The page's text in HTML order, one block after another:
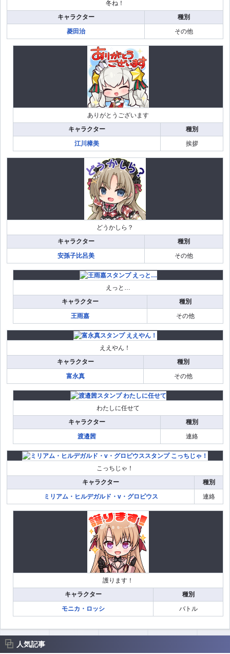
冬ね！
キャラクター
種別
菱田治
その他
ありがとうございます
キャラクター
種別
江川樟美
挨拶
どうかしら？
キャラクター
種別
安孫子比呂美
その他
えっと…
キャラクター
種別
王雨嘉
その他
ええやん！
キャラクター
種別
富永真
その他
わたしに任せて
キャラクター
種別
渡邉茜
連絡
こっちじゃ！
キャラクター
種別
ミリアム・ヒルデガルド・v・グロピウス
連絡
護ります！
キャラクター
種別
モニカ・ロッシ
バトル
人気記事